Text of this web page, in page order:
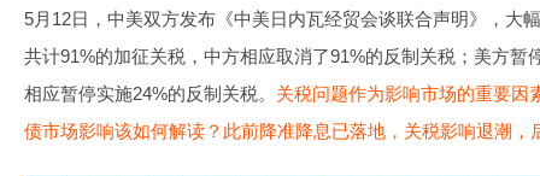
5月12日，中美双方发布《中美日内瓦经贸会谈联合声明》，大
共计91%的加征关税，中方相应取消了91%的反制关税；美方暂
相应暂停实施24%的反制关税。 关税问题作为影响市场的重要因
债市场影响该如何解读？此前降准降息已落地，关税影响退潮，